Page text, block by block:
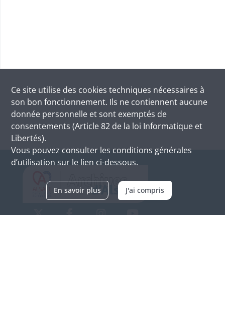
Ce site utilise des cookies techniques nécessaires à
son bon fonctionnement. Ils ne contiennent aucune
donnée personnelle et sont exemptés de
consentements (Article 82 de la loi Informatique et
Libertés).
Vous pouvez consulter les conditions générales
d’utilisation sur le lien ci-dessous.
En savoir plus J'ai compris